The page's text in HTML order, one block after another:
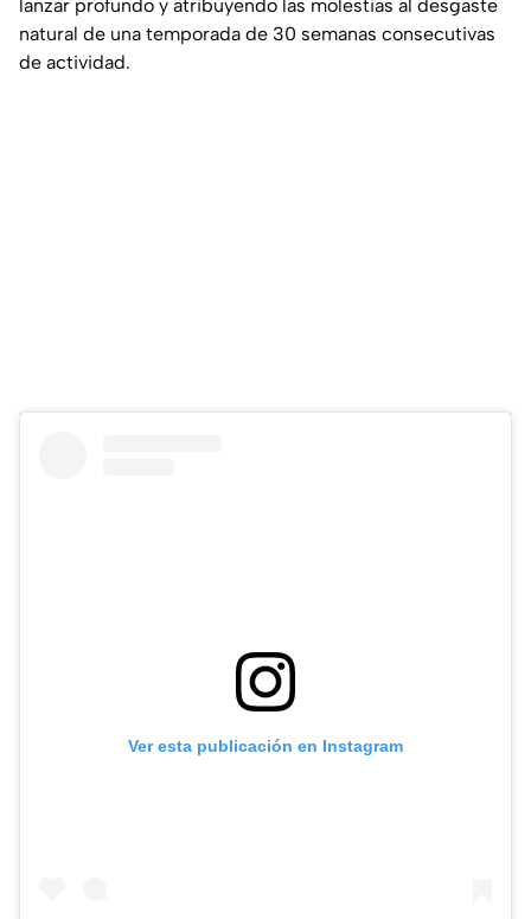
lanzar profundo y atribuyendo las molestias al desgaste
natural de una temporada de 30 semanas consecutivas
de actividad.
Ver esta publicación en Instagram